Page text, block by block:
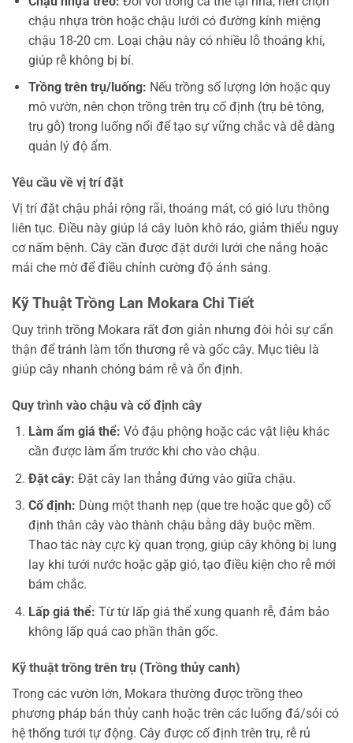
chậu nhựa tròn hoặc chậu lưới có đường kính miệng
chậu 18-20 cm. Loại chậu này có nhiều lỗ thoáng khí,
giúp rễ không bị bí.
Trồng trên trụ/luống: Nếu trồng số lượng lớn hoặc quy
mô vườn, nên chọn trồng trên trụ cố định (trụ bê tông,
trụ gỗ) trong luống nổi để tạo sự vững chắc và dễ dàng
quản lý độ ẩm.
Yêu cầu về vị trí đặt
Vị trí đặt chậu phải rộng rãi, thoáng mát, có gió lưu thông
liên tục. Điều này giúp lá cây luôn khô ráo, giảm thiểu nguy
cơ nấm bệnh. Cây cần được đặt dưới lưới che nắng hoặc
mái che mờ để điều chỉnh cường độ ánh sáng.
Kỹ Thuật Trồng Lan Mokara Chi Tiết
Quy trình trồng Mokara rất đơn giản nhưng đòi hỏi sự cẩn
thận để tránh làm tổn thương rễ và gốc cây. Mục tiêu là
giúp cây nhanh chóng bám rễ và ổn định.
Quy trình vào chậu và cố định cây
Làm ẩm giá thể: Vỏ đậu phộng hoặc các vật liệu khác
cần được làm ẩm trước khi cho vào chậu.
Đặt cây: Đặt cây lan thẳng đứng vào giữa chậu.
Cố định: Dùng một thanh nẹp (que tre hoặc que gỗ) cố
định thân cây vào thành chậu bằng dây buộc mềm.
Thao tác này cực kỳ quan trọng, giúp cây không bị lung
lay khi tưới nước hoặc gặp gió, tạo điều kiện cho rễ mới
bám chắc.
Lấp giá thể: Từ từ lấp giá thể xung quanh rễ, đảm bảo
không lấp quá cao phần thân gốc.
Kỹ thuật trồng trên trụ (Trồng thủy canh)
Trong các vườn lớn, Mokara thường được trồng theo
phương pháp bán thủy canh hoặc trên các luống đá/sỏi có
hệ thống tưới tự động. Cây được cố định trên trụ, rễ rủ